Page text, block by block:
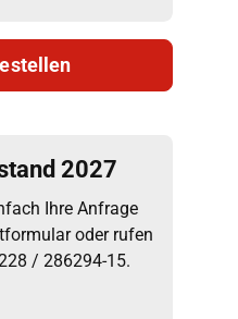
2027
Ihre Anfrage
oder rufen
/ 286294-15.